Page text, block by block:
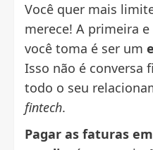
Você quer mais
merece! A primeira
você toma é ser um
Isso não é conversa
todo o seu
fintech.
Pagar as faturas